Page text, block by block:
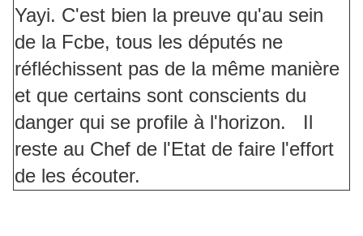
Yayi. C'est bien la preuve qu'au sein
de la Fcbe, tous les députés ne
réfléchissent pas de la même manière
et que certains sont conscients du
danger qui se profile à l'horizon. Il
reste au Chef de l'Etat de faire l'effort
de les écouter.